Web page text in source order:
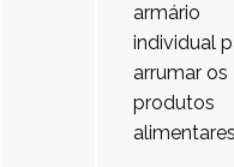
armário
individual
arrumar os
produtos